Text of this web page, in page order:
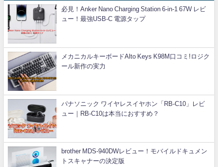
必見！Anker Nano Charging Station 6-in-1 67W レビ
ュー！最強USB-C 電源タップ
メカニカルキーボードAlto Keys K98M口コミ!ロジク
ール新作の実力
パナソニック ワイヤレスイヤホン「RB-C10」レビ
ュー｜RB-C10は本当におすすめ？
brother MDS-940DWレビュー！モバイルドキュメン
トスキャナーの決定版